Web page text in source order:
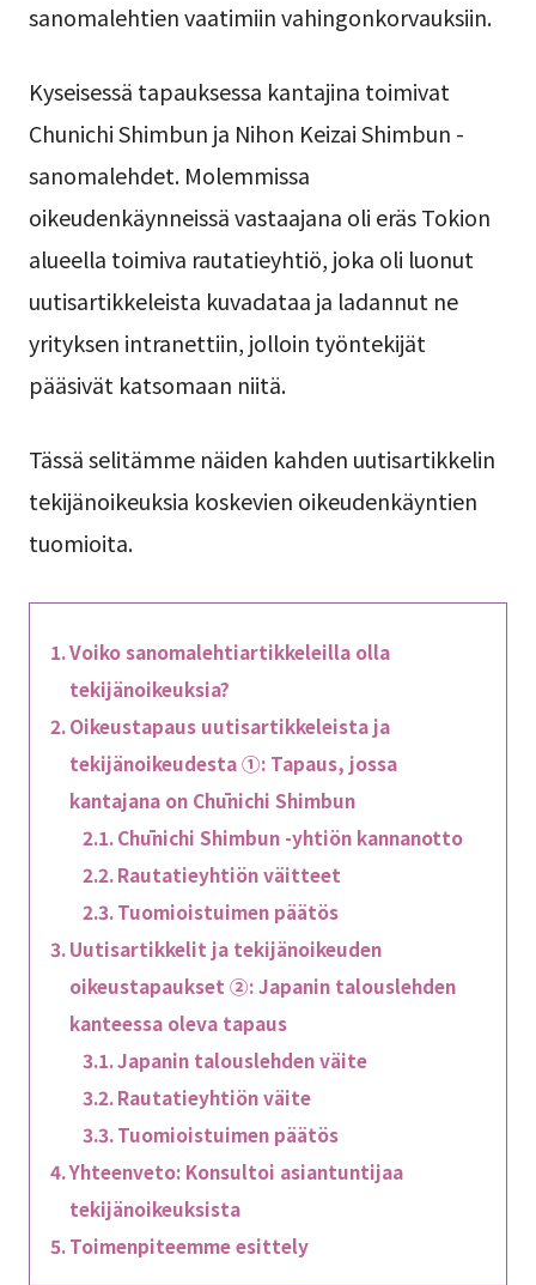
sanomalehtien vaatimiin vahingonkorvauksiin.
Kyseisessä tapauksessa kantajina toimivat
Chunichi Shimbun ja Nihon Keizai Shimbun -
sanomalehdet. Molemmissa
oikeudenkäynneissä vastaajana oli eräs Tokion
alueella toimiva rautatieyhtiö, joka oli luonut
uutisartikkeleista kuvadataa ja ladannut ne
yrityksen intranettiin, jolloin työntekijät
pääsivät katsomaan niitä.
Tässä selitämme näiden kahden uutisartikkelin
tekijänoikeuksia koskevien oikeudenkäyntien
tuomioita.
Voiko sanomalehtiartikkeleilla olla
tekijänoikeuksia?
Oikeustapaus uutisartikkeleista ja
tekijänoikeudesta ①: Tapaus, jossa
kantajana on Chūnichi Shimbun
Chūnichi Shimbun -yhtiön kannanotto
Rautatieyhtiön väitteet
Tuomioistuimen päätös
Uutisartikkelit ja tekijänoikeuden
oikeustapaukset ②: Japanin talouslehden
kanteessa oleva tapaus
Japanin talouslehden väite
Rautatieyhtiön väite
Tuomioistuimen päätös
Yhteenveto: Konsultoi asiantuntijaa
tekijänoikeuksista
Toimenpiteemme esittely